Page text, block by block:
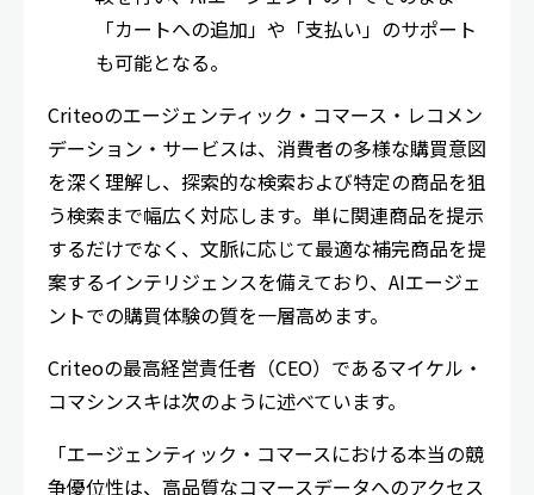
「カートへの追加」や「支払い」のサポート
も可能となる。
Criteoのエージェンティック・コマース・レコメン
デーション・サービスは、消費者の多様な購買意図
を深く理解し、探索的な検索および特定の商品を狙
う検索まで幅広く対応します。単に関連商品を提示
するだけでなく、文脈に応じて最適な補完商品を提
案するインテリジェンスを備えており、AIエージェ
ントでの購買体験の質を一層高めます。
Criteoの最高経営責任者（CEO）であるマイケル・
コマシンスキは次のように述べています。
「エージェンティック・コマースにおける本当の競
争優位性は、高品質なコマースデータへのアクセス